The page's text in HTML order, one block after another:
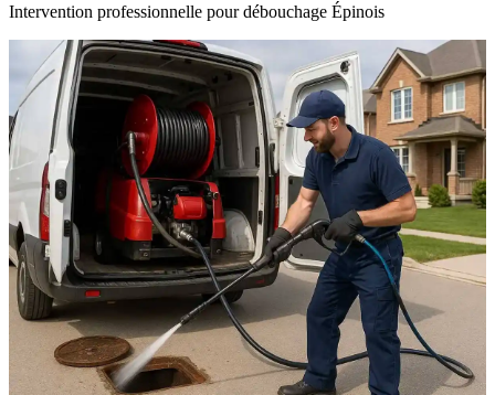
Intervention professionnelle pour débouchage Épinois